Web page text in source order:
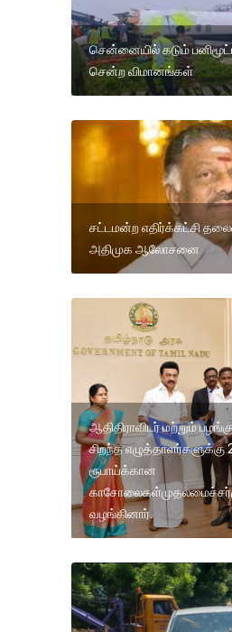
சென்னையில் கடும்
சென்ற விமானங்கள்
சட்டமன்ற எதிர்க்கட்சி
அதிமுக ஆலோசனை
ஆதிதிராவிடர் மற்றும்
சிறந்த எழுத்தாளர்களுக்கு
ரூபாய்க்கான
வழங்கினார்.